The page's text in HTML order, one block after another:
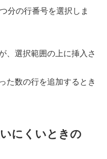
分の行番号を選択しま
、選択範囲の上に挿入さ
た数の行を追加するとき
にくいときの